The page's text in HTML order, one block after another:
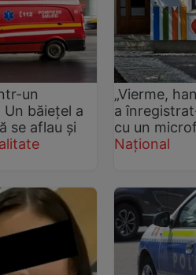
un
băiețel a
se aflau și
„Vierme,
a
cu un
Național